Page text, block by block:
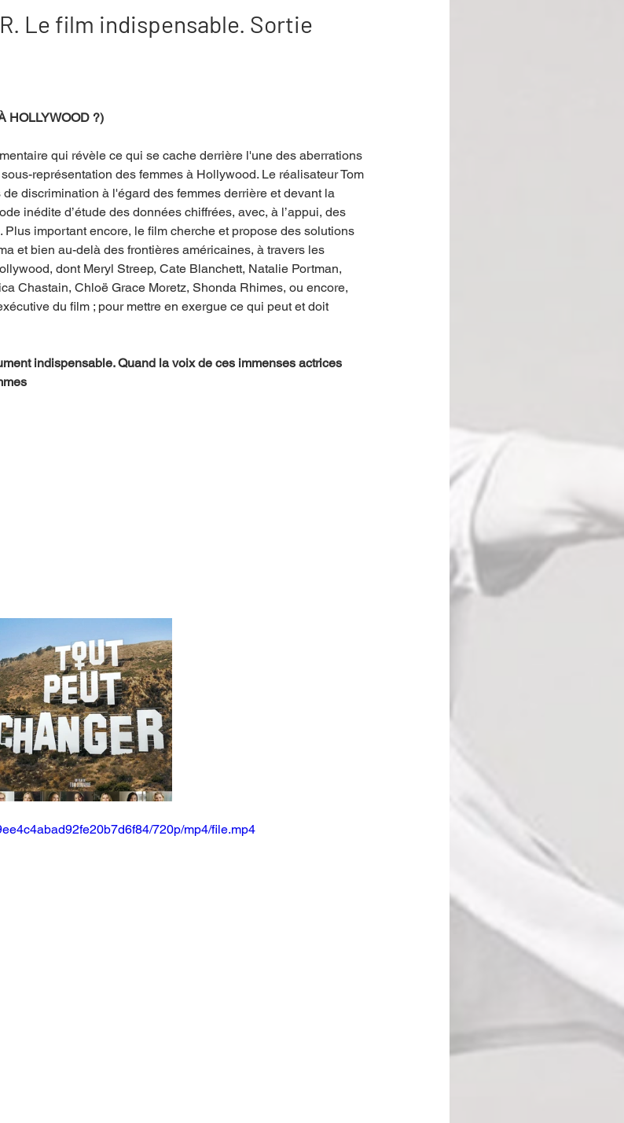
Littérature
Hommage
Le film indispensable. Sortie
HOLLYWOOD ?)
qui révèle ce qui se cache derrière l'une des aberrations
représentation des femmes à Hollywood. Le réalisateur Tom
discrimination à l'égard des femmes derrière et devant la
inédite d’étude des données chiffrées, avec, à l’appui, des
important encore, le film cherche et propose des solutions
et bien au-delà des frontières américaines, à travers les
dont Meryl Streep, Cate Blanchett, Natalie Portman,
Chastain, Chloë Grace Moretz, Shonda Rhimes, ou encore,
du film ; pour mettre en exergue ce qui peut et doit
indispensable. Quand la voix de ces immenses actrices
720p/mp4/file.mp4